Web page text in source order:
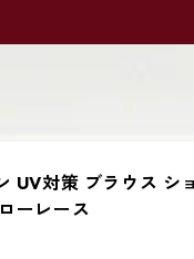
UV対策 ブラウス シ
ーレース